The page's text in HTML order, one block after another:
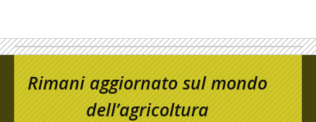
Rimani aggiornato sul mondo
dell’agricoltura